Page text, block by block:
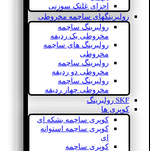
اجزای غلتک سوزنی
رولبرینگهای ساچمه مخروطی
رولبرینگ ساچمه
مخروطی یک ردیفه
رولبرینگ های ساچمه
مخروطی
رولبرینگ ساچمه
مخروطی دو ردیفه
رولبرینگ ساچمه
مخروطی چهار ردیفه
SKF رولبرینگ
کوپری ها
کوپری ساچمه بشکه ای
کوپری ساچمه استوانه
ای
کوپری ساچمه